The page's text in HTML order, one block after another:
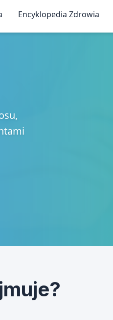
Encyklopedia Zdrowia